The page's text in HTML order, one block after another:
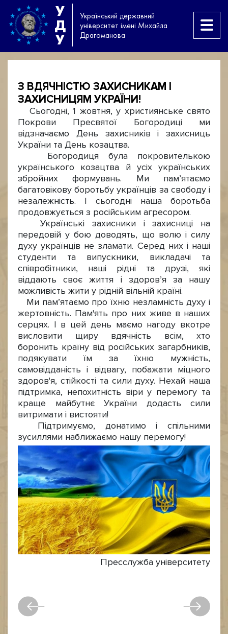
У
Д
У
Український державний
університет імені Михайла
Драгоманова
З ВДЯЧНІСТЮ ЗАХИСНИКАМ І
ЗАХИСНИЦЯМ УКРАЇНИ!
Сьогодні, 1 жовтня, у християнське свято
Покрови Пресвятої Богородиці ми
відзначаємо День захисників і захисниць
України та День козацтва.
Богородиця була покровителькою
українського козацтва й усіх українських
збройних формувань. Ми пам’ятаємо
багатовікову боротьбу українців за свободу і
незалежність. І сьогодні наша боротьба
продовжується з російським агресором.
Українські захисники і захисниці на
передовій у бою доводять, що волю і силу
духу українців не зламати. Серед них і наші
студенти та випускники, викладачі та
співробітники, наші рідні та друзі, які
віддають своє життя і здоров’я за нашу
можливість жити у рідній вільній країні.
Ми пам’ятаємо про їхню незламність духу і
жертовність. Пам'ять про них живе в наших
серцях. І в цей день маємо нагоду вкотре
висловити щиру вдячність всім, хто
боронить країну від російських загарбників,
подякувати їм за їхню мужність,
самовідданість і відвагу, побажати міцного
здоров'я, стійкості та сили духу. Нехай наша
підтримка, непохитність віри у перемогу та
краще майбутнє України додасть сили
витримати і вистояти!
Підтримуємо, донатимо і спільними
зусиллями наближаємо нашу перемогу!
Пресслужба університету